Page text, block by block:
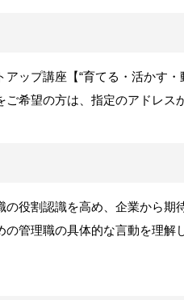
ップ講座【“育てる・活かす・
希望の方は、指定のアドレス
の役割認識を高め、企業から
の管理職の具体的な言動を理